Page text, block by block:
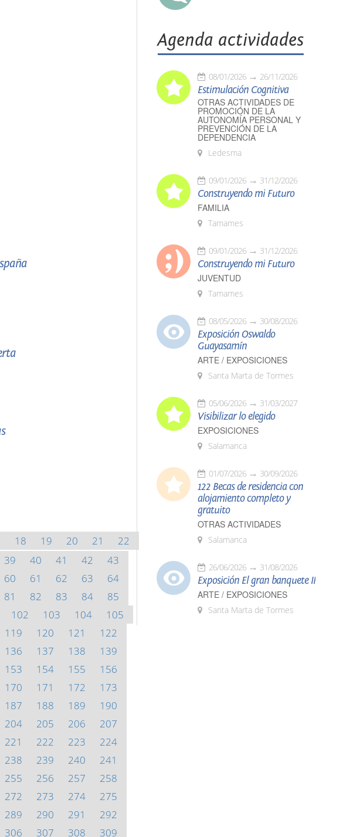
18 19 20 21
22
39 40 41 42
43
60 61 62 63
64
81 82 83 84
85
102 103 104
105
119 120 121
122
136 137 138
139
153 154 155
156
170 171 172
173
187 188 189
190
204 205 206
207
221 222 223
224
238 239 240
241
255 256 257
258
272 273 274
275
289 290 291
292
306 307 308 309
Agenda actividades
08/01/2026 26/11/2026
Estimulación Cognitiva
OTRAS ACTIVIDADES DE
PROMOCIÓN DE LA
AUTONOMÍA PERSONAL Y
PREVENCIÓN DE LA
DEPENDENCIA
Ledesma
09/01/2026 31/12/2026
Construyendo mi Futuro
FAMILIA
Tamames
09/01/2026 31/12/2026
Construyendo mi Futuro
JUVENTUD
Tamames
08/05/2026 30/08/2026
Exposición Oswaldo
Guayasamín
ARTE / EXPOSICIONES
Santa Marta de Tormes
05/06/2026 31/03/2027
Visibilizar lo elegido
EXPOSICIONES
Salamanca
01/07/2026 30/09/2026
122 Becas de residencia con
alojamiento completo y
gratuito
OTRAS ACTIVIDADES
Salamanca
26/06/2026 31/08/2026
Exposición El gran banquete II
ARTE / EXPOSICIONES
Santa Marta de Tormes